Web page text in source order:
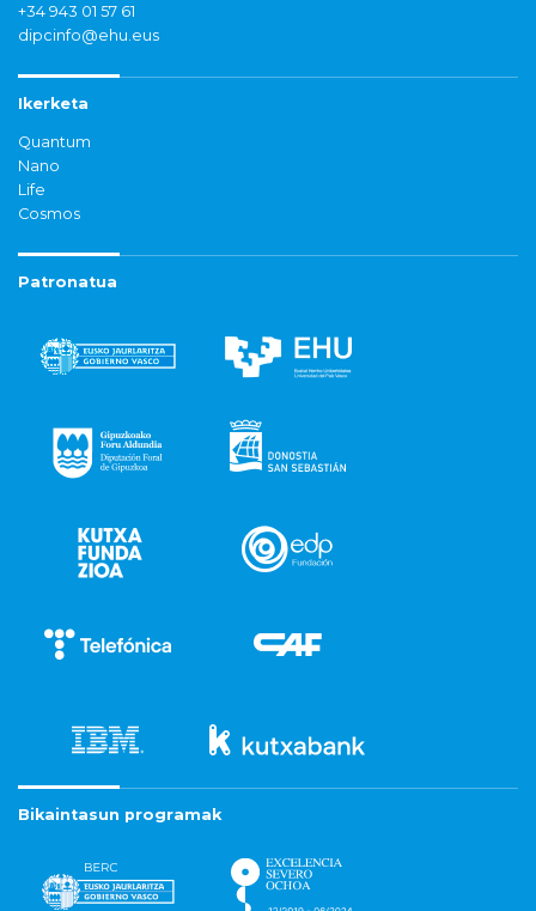
+34 943 01 57 61
dipcinfo@ehu.eus
Ikerketa
Quantum
Nano
Life
Cosmos
Patronatua
Bikaintasun programak